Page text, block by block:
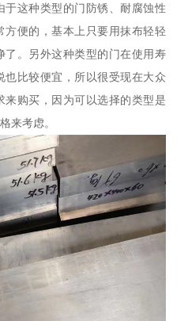
这种类型的门防锈、耐腐蚀性
便的，基本上只要用抹布轻轻
。另外这种类型的门在使用寿
比较便宜，所以很受现在大众
购买，因为可以选择的类型是
来考虑。